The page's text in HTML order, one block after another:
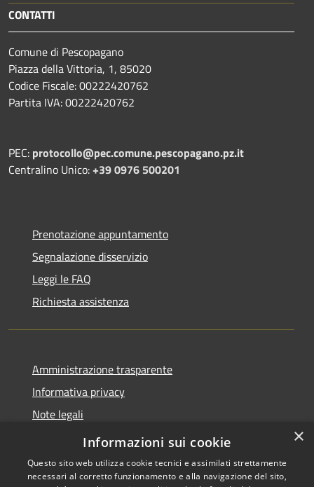
CONTATTI
Comune di Pescopagano
Piazza della Vittoria, 1, 85020
Codice Fiscale: 00222420762
Partita IVA: 00222420762
PEC: protocollo@pec.comune.pescopagano.pz.it
Centralino Unico:+39 0976 500201
Prenotazione appuntamento
Segnalazione disservizio
Leggi le FAQ
Richiesta assistenza
Amministrazione trasparente
Informativa privacy
Note legali
Dichiarazione di accessibilità
×
Informazioni sui cookie
Questo sito web utilizza cookie tecnici e assimilati strettamente
necessari al corretto funzionamento e alla navigazione del sito,